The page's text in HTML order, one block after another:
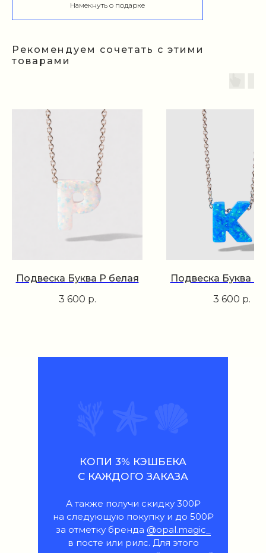
Намекнуть о подарке
Рекомендуем сочетать с этими
товарами
Подвеска Буква P белая
3 600 р.
Подвеска Буква K
3 600 р.
КОПИ 3% КЭШБЕКА
С КАЖДОГО ЗАКАЗА
А также получи скидку 300₽
на следующую покупку и до 500₽
за отметку бренда @opal.magic_
в посте или рилс. Для этого